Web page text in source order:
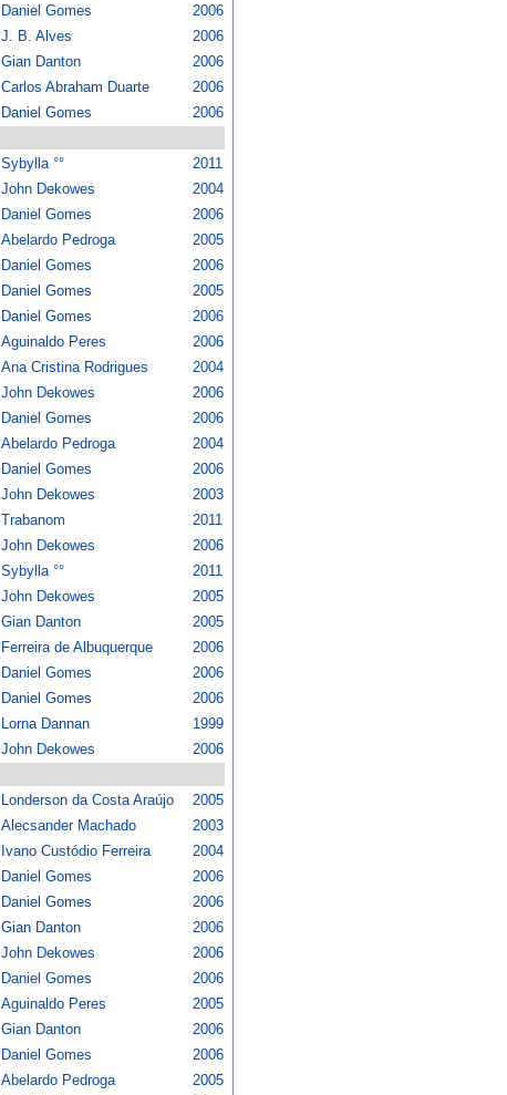
Daniel Gomes
2006
J. B. Alves
2006
Gian Danton
2006
Carlos Abraham Duarte
2006
Daniel Gomes
2006
Sybylla °°
2011
John Dekowes
2004
Daniel Gomes
2006
Abelardo Pedroga
2005
Daniel Gomes
2006
Daniel Gomes
2005
Daniel Gomes
2006
Aguinaldo Peres
2006
Ana Cristina Rodrigues
2004
John Dekowes
2006
Daniel Gomes
2006
Abelardo Pedroga
2004
Daniel Gomes
2006
John Dekowes
2003
Trabanom
2011
John Dekowes
2006
Sybylla °°
2011
John Dekowes
2005
Gian Danton
2005
Ferreira de Albuquerque
2006
Daniel Gomes
2006
Daniel Gomes
2006
Lorna Dannan
1999
John Dekowes
2006
Londerson da Costa Araújo
2005
Alecsander Machado
2003
Ivano Custódio Ferreira
2004
Daniel Gomes
2006
Daniel Gomes
2006
Gian Danton
2006
John Dekowes
2006
Daniel Gomes
2006
Aguinaldo Peres
2005
Gian Danton
2006
Daniel Gomes
2006
Abelardo Pedroga
2005